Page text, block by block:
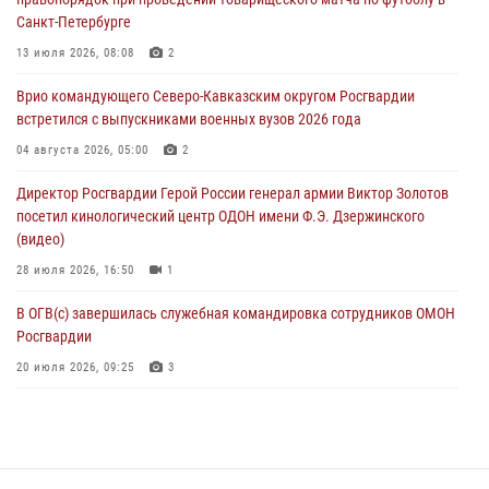
Патриотическая акция «Каникулы с Росгвардией» прошла в
Воронеже
В Ставрополе офицеры Росгвардии стали участниками пресс-
конференции по вопросам в сфере оборота оружия
Санкт-Петербурге
13 июля 2026, 08:08 2
Врио командующего Северо-Кавказским округом Росгвардии
встретился с выпускниками военных вузов 2026 года
04 августа 2026, 05:00 2
Директор Росгвардии Герой России генерал армии Виктор Золотов
посетил кинологический центр ОДОН имени Ф.Э. Дзержинского
(видео)
28 июля 2026, 16:50 1
В ОГВ(с) завершилась служебная командировка сотрудников ОМОН
Росгвардии
20 июля 2026, 09:25 3